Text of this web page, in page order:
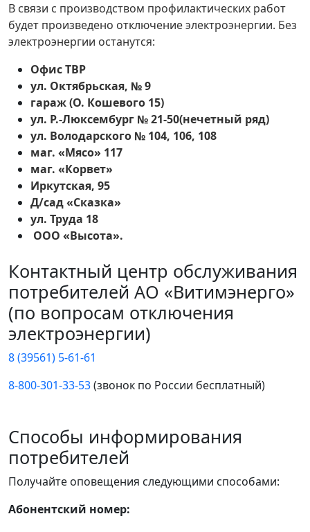
В связи с производством профилактических работ
будет произведено отключение электроэнергии. Без
электроэнергии останутся:
Офис ТВР
ул. Октябрьская, № 9
гараж (О. Кошевого 15)
ул. Р.-Люксембург № 21-50(нечетный ряд)
ул. Володарского № 104, 106, 108
маг. «Мясо» 117
маг. «Корвет»
Иркутская, 95
Д/сад «Сказка»
ул. Труда 18
ООО «Высота».
Контактный центр обслуживания
потребителей АО «Витимэнерго»
(по вопросам отключения
электроэнергии)
8 (39561) 5-61-61
8-800-301-33-53(звонок по России бесплатный)
Способы информирования
потребителей
Получайте оповещения следующими способами:
Абонентский номер: